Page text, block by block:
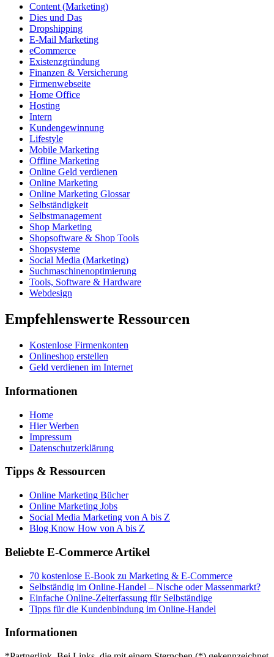
Content (Marketing)
Dies und Das
Dropshipping
E-Mail Marketing
eCommerce
Existenzgründung
Finanzen & Versicherung
Firmenwebseite
Home Office
Hosting
Intern
Kundengewinnung
Lifestyle
Mobile Marketing
Offline Marketing
Online Geld verdienen
Online Marketing
Online Marketing Glossar
Selbständigkeit
Selbstmanagement
Shop Marketing
Shopsoftware & Shop Tools
Shopsysteme
Social Media (Marketing)
Suchmaschinenoptimierung
Tools, Software & Hardware
Webdesign
Empfehlenswerte Ressourcen
Kostenlose Firmenkonten
Onlineshop erstellen
Geld verdienen im Internet
Informationen
Home
Hier Werben
Impressum
Datenschutzerklärung
Tipps & Ressourcen
Online Marketing Bücher
Online Marketing Jobs
Social Media Marketing von A bis Z
Blog Know How von A bis Z
Beliebte E-Commerce Artikel
70 kostenlose E-Book zu Marketing & E-Commerce
Selbständig im Online-Handel – Nische oder Massenmarkt?
Einfache Online-Zeiterfassung für Selbständige
Tipps für die Kundenbindung im Online-Handel
Informationen